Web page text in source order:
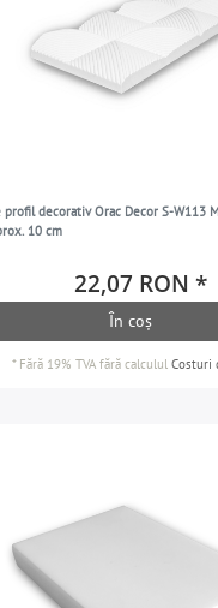
decorativ Orac Decor S-W113
10 cm
22,07 RON *
În coș
* Fără 19% TVAfără calculul Costuri